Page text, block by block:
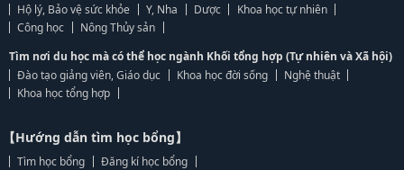
Hộ lý, Bảo vệ sức khỏe
Y, Nha Dược
Khoa học tự nhiên
Công học
Nông Thủy sản
Tìm nơi du học mà có thể học ngành Khối tổng hợp (Tự nhiên và Xã hội)
Đào tạo giảng viên, Giáo dục
Khoa học đời sống
Nghệ thuật
Khoa học tổng hợp
【Hướng dẫn tìm học bổng】
Tìm học bổng
Đăng kí học bổng